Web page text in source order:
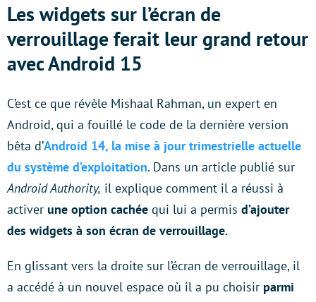
Les widgets sur l’écran de
verrouillage ferait leur grand retour
avec Android 15
C’est ce que révèle Mishaal Rahman, un expert en
Android, qui a fouillé le code de la dernière version
bêta d’Android 14, la mise à jour trimestrielle actuelle
du système d’exploitation. Dans un article publié sur
Android Authority, il explique comment il a réussi à
activer une option cachée qui lui a permis d’ajouter
des widgets à son écran de verrouillage.
En glissant vers la droite sur l’écran de verrouillage, il
a accédé à un nouvel espace où il a pu choisir parmi